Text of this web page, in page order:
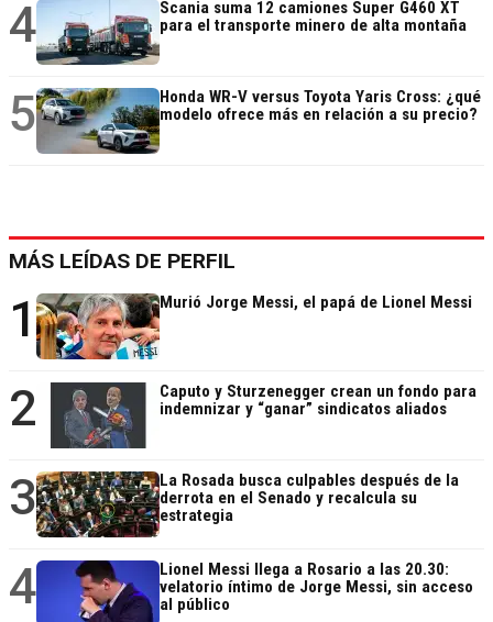
4
Scania suma 12 camiones Super G460 XT
para el transporte minero de alta montaña
5
Honda WR-V versus Toyota Yaris Cross: ¿qué
modelo ofrece más en relación a su precio?
MÁS LEÍDAS DE PERFIL
1 Murió Jorge Messi, el papá de Lionel Messi
2
Caputo y Sturzenegger crean un fondo para
indemnizar y “ganar” sindicatos aliados
3
La Rosada busca culpables después de la
derrota en el Senado y recalcula su
estrategia
4
Lionel Messi llega a Rosario a las 20.30:
velatorio íntimo de Jorge Messi, sin acceso
al público